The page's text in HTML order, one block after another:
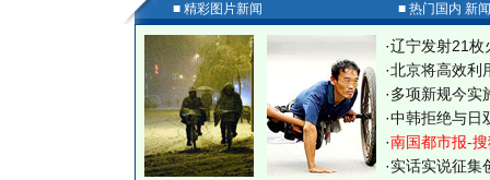
■ 精彩图片新闻 ■ 热门国内 新
·辽宁发射21枚
·北京将高效利
·多项新规今实
·中韩拒绝与日
·南国都市报-
·实话实说征集